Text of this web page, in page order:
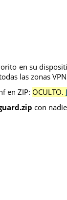
en su
las zonas
en ZIP: OCULTO.
con